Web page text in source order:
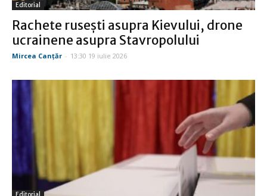
Editorial
Rachete ruseşti asupra Kievului, drone
ucrainene asupra Stavropolului
Mircea Canţăr - 13:30 19 iulie 2026